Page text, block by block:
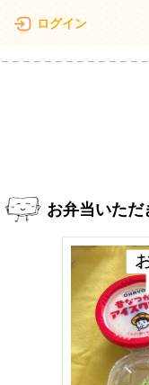
ログイン
お弁当いただ